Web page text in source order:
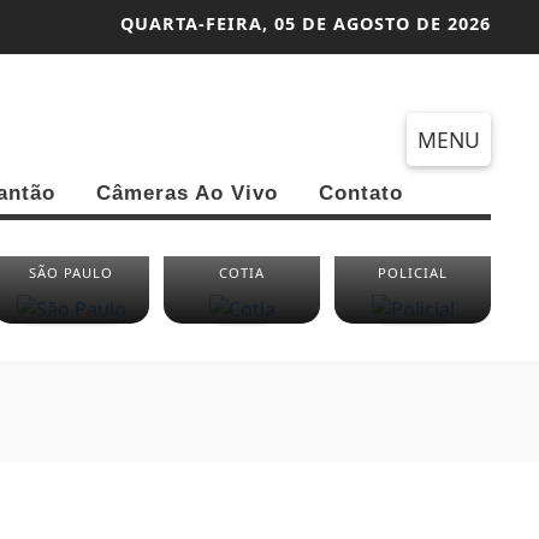
QUARTA-FEIRA, 05 DE AGOSTO DE 2026
MENU
Câmeras Ao Vivo Contato
SÃO PAULO COTIA POLICIAL